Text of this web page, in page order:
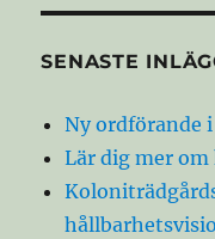
SENASTE
Ny ordförande
Lär dig mer